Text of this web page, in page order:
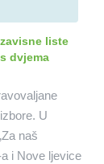
liste
dvjema
U
naš
i Nove ljevice